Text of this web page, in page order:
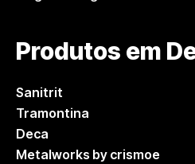
Produtos em
Sanitrit
Tramontina
Deca
Metalworks by crismoe